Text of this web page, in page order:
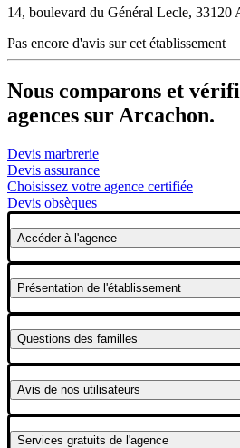
14, boulevard du Général Lecle, 33120
Pas encore d'avis sur cet établissement
Nous comparons et
agences sur Arcachon.
Devis marbrerie
Devis assurance
Choisissez votre agence certifiée
Devis obsèques
Accéderà l'agence
Présentation de l'établissement
Questions des familles
Avis de nos utilisateurs
Services gratuits de l'agence